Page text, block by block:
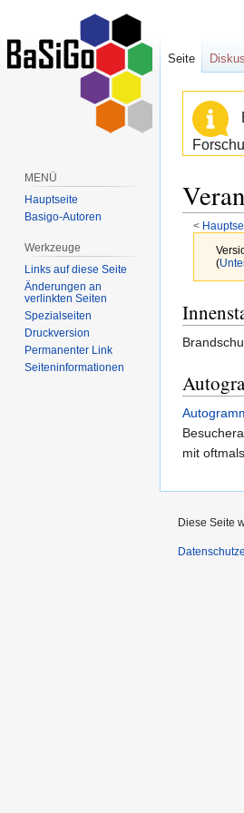
<
(
Zur
Navigation
springen
Zur
Suche
springen
mit
Seite
MENÜ
Hauptseite
Basigo-Autoren
Werkzeuge
Links auf diese Seite
Änderungen an
verlinkten Seiten
Spezialseiten
Druckversion
Permanenter Link
Seiten­informationen
Diese Seite